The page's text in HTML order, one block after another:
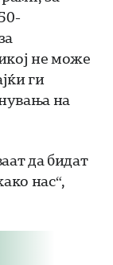
не може
ги
на
да бидат
нас“,